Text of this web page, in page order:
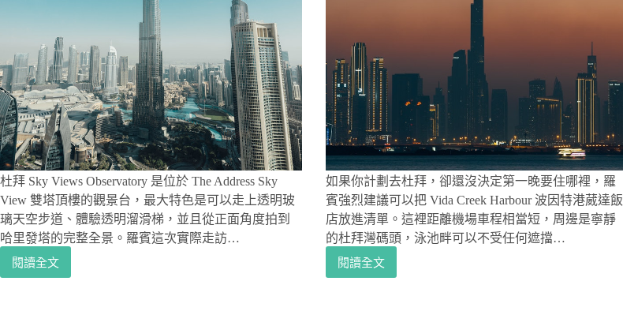
杜拜 Sky Views Observatory 是位於 The Address Sky
View 雙塔頂樓的觀景台，最大特色是可以走上透明玻
璃天空步道、體驗透明溜滑梯，並且從正面角度拍到
哈里發塔的完整全景。羅賓這次實際走訪…
閱讀全文
杜
如果你計劃去杜拜，卻還沒決定第一晚要住哪裡，羅
賓強烈建議可以把 Vida Creek Harbour 波因特港葳達飯
店放進清單。這裡距離機場車程相當短，周邊是寧靜
的杜拜灣碼頭，泳池畔可以不受任何遮擋…
閱讀全文
杜